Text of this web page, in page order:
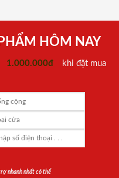
HÔM NAY
1.000.000đ
khi đặt mua
nhanh nhất có thể